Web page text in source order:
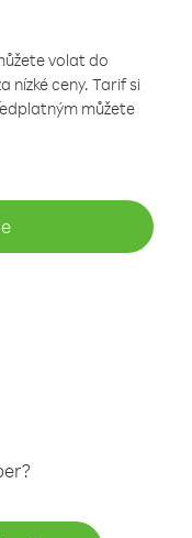
volat do
nízké ceny. Tarif si
můžete